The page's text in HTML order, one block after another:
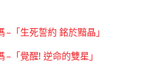
「生死誓約 銘於黯晶」
「覺醒! 逆命的雙星」